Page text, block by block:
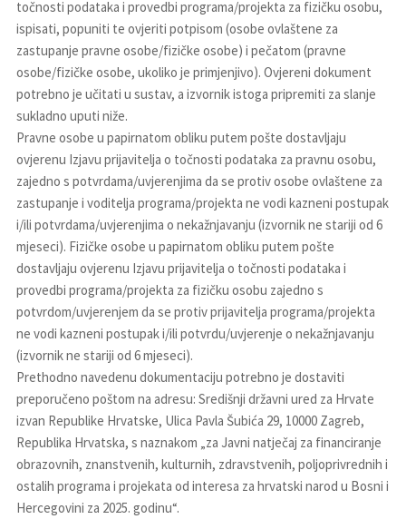
točnosti podataka i provedbi programa/projekta za fizičku osobu,
ispisati, popuniti te ovjeriti potpisom (osobe ovlaštene za
zastupanje pravne osobe/fizičke osobe) i pečatom (pravne
osobe/fizičke osobe, ukoliko je primjenjivo). Ovjereni dokument
potrebno je učitati u sustav, a izvornik istoga pripremiti za slanje
sukladno uputi niže.
Pravne osobe u papirnatom obliku putem pošte dostavljaju
ovjerenu Izjavu prijavitelja o točnosti podataka za pravnu osobu,
zajedno s potvrdama/uvjerenjima da se protiv osobe ovlaštene za
zastupanje i voditelja programa/projekta ne vodi kazneni postupak
i/ili potvrdama/uvjerenjima o nekažnjavanju (izvornik ne stariji od 6
mjeseci). Fizičke osobe u papirnatom obliku putem pošte
dostavljaju ovjerenu Izjavu prijavitelja o točnosti podataka i
provedbi programa/projekta za fizičku osobu zajedno s
potvrdom/uvjerenjem da se protiv prijavitelja programa/projekta
ne vodi kazneni postupak i/ili potvrdu/uvjerenje o nekažnjavanju
(izvornik ne stariji od 6 mjeseci).
Prethodno navedenu dokumentaciju potrebno je dostaviti
preporučeno poštom na adresu: Središnji državni ured za Hrvate
izvan Republike Hrvatske, Ulica Pavla Šubića 29, 10000 Zagreb,
Republika Hrvatska, s naznakom „za Javni natječaj za financiranje
obrazovnih, znanstvenih, kulturnih, zdravstvenih, poljoprivrednih i
ostalih programa i projekata od interesa za hrvatski narod u Bosni i
Hercegovini za 2025. godinu“.